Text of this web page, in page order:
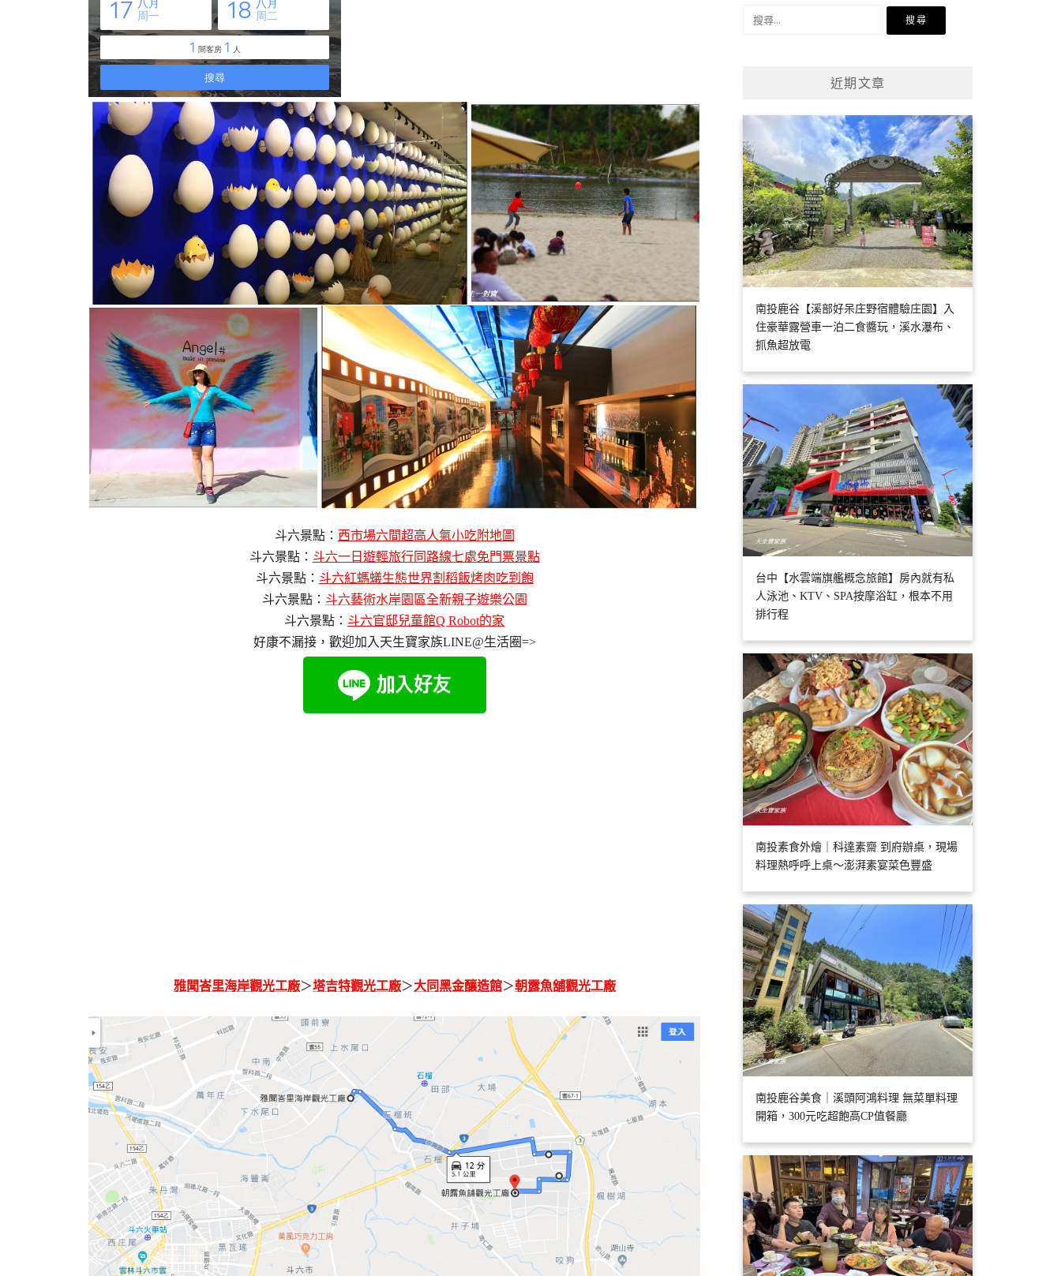
斗六景點： 西市場六間超高人氣小吃附地圖
斗六景點： 斗六一日遊輕旅行同路線七處免門票景點
斗六景點： 斗六紅螞蟻生態世界割稻飯烤肉吃到飽
斗六景點： 斗六藝術水岸園區全新親子遊樂公園
斗六景點： 斗六官邸兒童館Q Robot的家
好康不漏接，歡迎加入天生寶家族LINE@生活圈=>
雅聞峇里海岸觀光工廠＞塔吉特觀光工廠＞大同黑金釀造館＞朝露魚舖觀光工廠
近期文章
南投鹿谷【溪部好呆庄野宿體驗庄園】入
住豪華露營車一泊二食醬玩，溪水瀑布、
抓魚超放電
台中【水雲端旗艦概念旅館】房內就有私
人泳池、KTV、SPA按摩浴缸，根本不用
排行程
南投素食外燴｜科達素齋 到府辦桌，現場
料理熱呼呼上桌～澎湃素宴菜色豐盛
南投鹿谷美食｜溪頭阿鴻料理 無菜單料理
開箱，300元吃超飽高CP值餐廳